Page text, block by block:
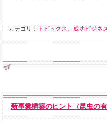
カテゴリ： トピックス、 成功ビジネ
新事業構築のヒント（昆虫の有